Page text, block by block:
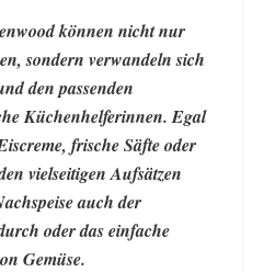
können nicht nur
sondern verwandeln sich
den passenden
Küchenhelferinnen. Egal
frische Säfte oder
vielseitigen Aufsätzen
auch der
oder das einfache
Gemüse.